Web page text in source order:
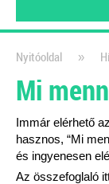
Nyitóoldal »
Mi
Immár elérhető
hasznos, “Mi
és ingyenesen
Az összefoglaló